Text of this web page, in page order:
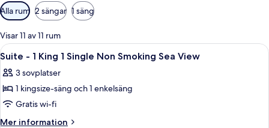
Tillgängliga
filter
för
rum
Alla rum 2 sängar 1 säng
Visar 11 av 11 rum
Öppna
alla
foton
för
Suite
-
Ett hotellrum med en säng, ett
12
Suite - 1 King 1 Single Non Smoking Sea View
3 sovplatser
1 kingsize-säng och 1 enkelsäng
Gratis wi-fi
Mer information
Mer